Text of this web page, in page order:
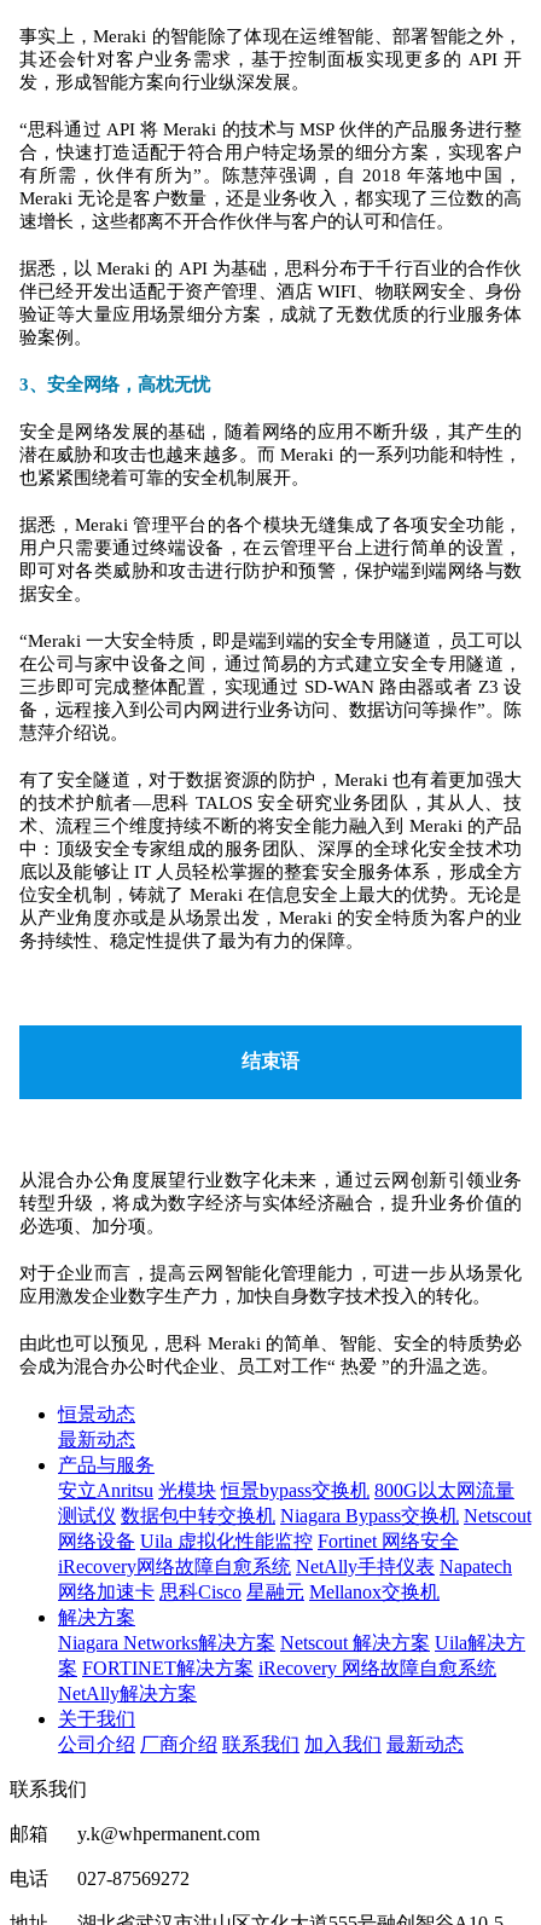
事实上，Meraki 的智能除了体现在运维智能、部署智能之外，
其还会针对客户业务需求，基于控制面板实现更多的 API 开
发，形成智能方案向行业纵深发展。
“思科通过 API 将 Meraki 的技术与 MSP 伙伴的产品服务进行整
合，快速打造适配于符合用户特定场景的细分方案，实现客户
有所需，伙伴有所为”。陈慧萍强调，自 2018 年落地中国，
Meraki 无论是客户数量，还是业务收入，都实现了三位数的高
速增长，这些都离不开合作伙伴与客户的认可和信任。
据悉，以 Meraki 的 API 为基础，思科分布于千行百业的合作伙
伴已经开发出适配于资产管理、酒店 WIFI、物联网安全、身份
验证等大量应用场景细分方案，成就了无数优质的行业服务体
验案例。
3、安全网络，高枕无忧
安全是网络发展的基础，随着网络的应用不断升级，其产生的
潜在威胁和攻击也越来越多。而 Meraki 的一系列功能和特性，
也紧紧围绕着可靠的安全机制展开。
据悉，Meraki 管理平台的各个模块无缝集成了各项安全功能，
用户只需要通过终端设备，在云管理平台上进行简单的设置，
即可对各类威胁和攻击进行防护和预警，保护端到端网络与数
据安全。
“Meraki 一大安全特质，即是端到端的安全专用隧道，员工可以
在公司与家中设备之间，通过简易的方式建立安全专用隧道，
三步即可完成整体配置，实现通过 SD-WAN 路由器或者 Z3 设
备，远程接入到公司内网进行业务访问、数据访问等操作”。陈
慧萍介绍说。
有了安全隧道，对于数据资源的防护，Meraki 也有着更加强大
的技术护航者—思科 TALOS 安全研究业务团队，其从人、技
术、流程三个维度持续不断的将安全能力融入到 Meraki 的产品
中：顶级安全专家组成的服务团队、深厚的全球化安全技术功
底以及能够让 IT 人员轻松掌握的整套安全服务体系，形成全方
位安全机制，铸就了 Meraki 在信息安全上最大的优势。无论是
从产业角度亦或是从场景出发，Meraki 的安全特质为客户的业
务持续性、稳定性提供了最为有力的保障。
结束语
从混合办公角度展望行业数字化未来，通过云网创新引领业务
转型升级，将成为数字经济与实体经济融合，提升业务价值的
必选项、加分项。
对于企业而言，提高云网智能化管理能力，可进一步从场景化
应用激发企业数字生产力，加快自身数字技术投入的转化。
由此也可以预见，思科 Meraki 的简单、智能、安全的特质势必
会成为混合办公时代企业、员工对工作“ 热爱 ”的升温之选。
恒景动态
最新动态
产品与服务
安立Anritsu 光模块 恒景bypass交换机 800G以太网流量
测试仪 数据包中转交换机 Niagara Bypass交换机 Netscout
网络设备 Uila 虚拟化性能监控 Fortinet 网络安全
iRecovery网络故障自愈系统 NetAlly手持仪表 Napatech
网络加速卡 思科Cisco 星融元 Mellanox交换机
解决方案
Niagara Networks解决方案 Netscout 解决方案 Uila解决方
案 FORTINET解决方案 iRecovery 网络故障自愈系统
NetAlly解决方案
关于我们
公司介绍 厂商介绍 联系我们 加入我们 最新动态
联系我们
邮箱 y.k@whpermanent.com
电话 027-87569272